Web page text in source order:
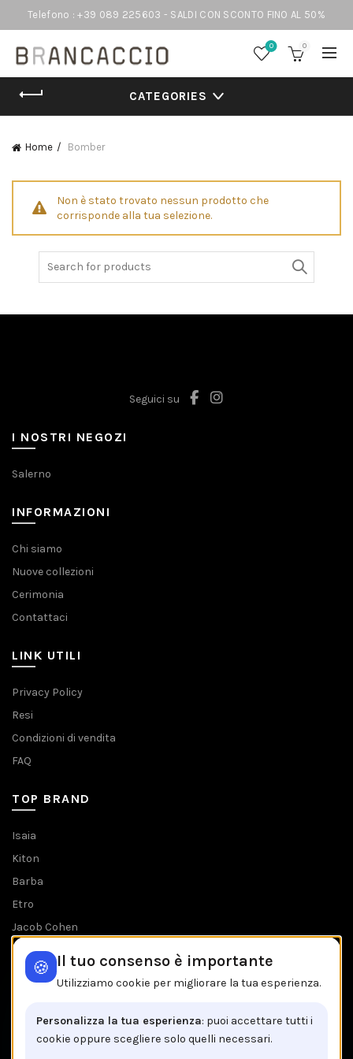
Telefono : +39 089 225603 - SALDI CON SCONTO FINO AL 50%
0 0
CATEGORIES
Home Bomber
Non è stato trovato nessun prodotto che
corrisponde alla tua selezione.
Seguici su
I NOSTRI NEGOZI
Salerno
INFORMAZIONI
Chi siamo
Nuove collezioni
Cerimonia
Contattaci
LINK UTILI
Privacy Policy
Resi
Condizioni di vendita
FAQ
TOP BRAND
Isaia
Kiton
Barba
Etro
Jacob Cohen
Tombolini
Tutti i brands
🍪 Il tuo consenso è importante
Utilizziamo cookie per migliorare la tua esperienza.
Personalizza la tua esperienza: puoi accettare tutti i
cookie oppure scegliere solo quelli necessari.